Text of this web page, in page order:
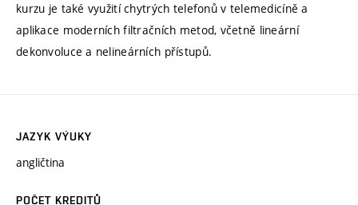
kurzu je také využití chytrých telefonů v telemedicíně a
aplikace moderních filtračních metod, včetně lineární
dekonvoluce a nelineárních přístupů.
JAZYK VÝUKY
angličtina
POČET KREDITŮ